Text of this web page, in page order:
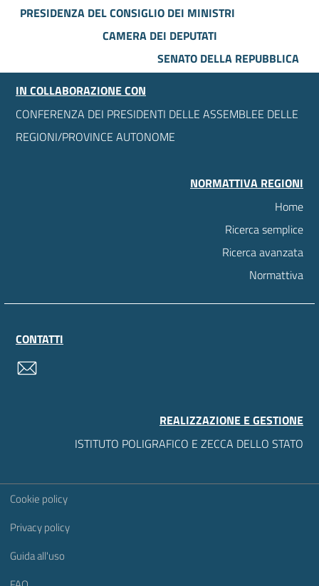
PRESIDENZA DEL CONSIGLIO DEI MINISTRI
CAMERA DEI DEPUTATI
SENATO DELLA REPUBBLICA
IN COLLABORAZIONE CON
CONFERENZA DEI PRESIDENTI DELLE ASSEMBLEE DELLE
REGIONI/PROVINCE AUTONOME
NORMATTIVA REGIONI
Home
Ricerca semplice
Ricerca avanzata
Normattiva
CONTATTI
REALIZZAZIONE E GESTIONE
ISTITUTO POLIGRAFICO E ZECCA DELLO STATO
Sezione Link Utili
Cookie policy
Privacy policy
Guida all'uso